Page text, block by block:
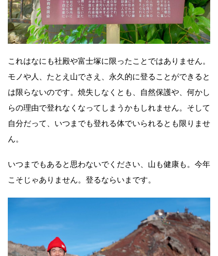
これはなにも社殿や富士塚に限ったことではありません。
モノや人、たとえ山でさえ、永久的に登ることができると
は限らないのです。焼失しなくとも、自然保護や、何かし
らの理由で登れなくなってしまうかもしれません。そして
自分だって、いつまでも登れる体でいられるとも限りませ
ん。
いつまでもあると思わないでください、山も健康も。今年
こそじゃありません。登るならいまです。